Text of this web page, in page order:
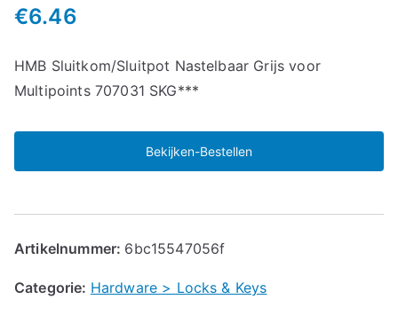
€6.46
HMB Sluitkom/Sluitpot Nastelbaar Grijs voor
Multipoints 707031 SKG***
Bekijken-Bestellen
Artikelnummer: 6bc15547056f
Categorie: Hardware > Locks & Keys